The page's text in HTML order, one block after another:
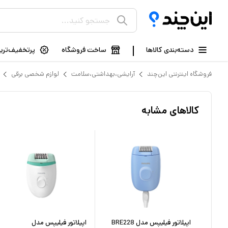
دسته‌بندی کالاها ساخت فروشگاه
فروشگاه اینترنتی این‌چند آرایشی،بهداشتی،سلامت لوازم شخصی برقی
کالاهای مشابه
اپیلاتور فیلیپس مدل BRE228
اپیلاتور فیلیپس مدل